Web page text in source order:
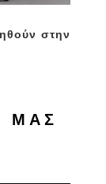
στην
ΜΑΣ